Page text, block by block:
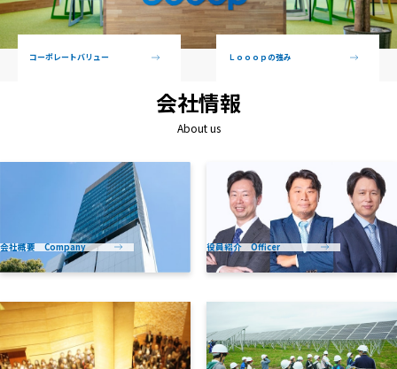
コーポレートバリュー Ｌｏｏｏｐの強み
会社情報
About us
会社概要 Company 役員紹介 Officer